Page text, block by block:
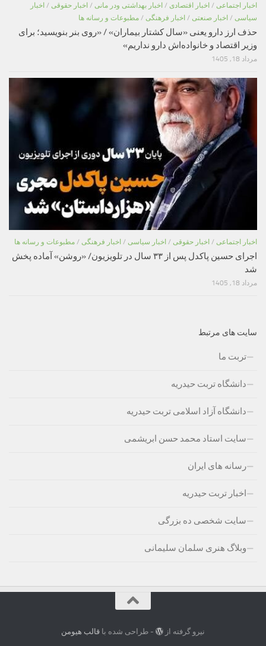
اخبار اجتماعی / اخبار اقتصادی / اخبار بهداشتی ودر مانی / اخبار حقوقی / اخبار
سیاسی / اخبار صنعتی / اخبار فرهنگی / مطبوعات و رسانه ها
حذف ارز دارو یعنی «سال کشتار بیماران» / «روی بنر بنویسید؛ برای
وزیر اقتصاد و خانواده‌اش دارو نداریم»
مرداد 18, 1405
اخبار اجتماعی / اخبار حقوقی / اخبار سیاسی / اخبار فرهنگی / مطبوعات و رسانه ها
اجرای حسین پاکدل پس از ۳۳ سال در تلویزیون/ «روشن» آماده پخش
شد
مرداد 18, 1405
سایت های مرتبط
تربت ما
دانشگاه تربت حیدریه
دانشگاه آزاد اسلامی تربت حیدریه
سایت استاد محمد حسن ابریشمی
رسانه های ایران
اخبار تربت حیدریه
سایت شخصی ده بزرگی
وبلاگ هنری سلمان سلیمانی
نیرو گرفته از - طراحی شده باقالب هیومن